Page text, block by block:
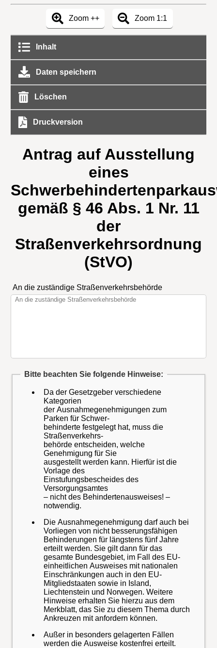
Zoom ++ Zoom 1:1
Inhalt
Daten speichern
Löschen
Druckversion
Antrag auf Ausstellung
eines
gemäß § 46 Abs. 1 Nr. 11
der
Straßenverkehrsordnung
(StVO)
An die zuständige Straßenverkehrsbehörde
Bitte beachten Sie folgende Hinweise:
Da der Gesetzgeber verschiedene
Kategorien
der Ausnahmegenehmigungen zum
Parken für Schwer-
behinderte festgelegt hat, muss die
Straßenverkehrs-
behörde entscheiden, welche
Genehmigung für Sie
ausgestellt werden kann. Hierfür ist die
Vorlage des
Einstufungsbescheides des
Versorgungsamtes
– nicht des Behindertenausweises! –
notwendig.
Die Ausnahmegenehmigung darf auch bei
Vorliegen von nicht besserungsfähigen
Behinderungen für längstens fünf Jahre
erteilt werden. Sie gilt dann für das
gesamte Bundesgebiet, im Fall des EU-
einheitlichen Ausweises mit nationalen
Einschränkungen auch in den EU-
Mitgliedstaaten sowie in Island,
Liechtenstein und Norwegen. Weitere
Hinweise erhalten Sie hierzu aus dem
Merkblatt, das Sie zu diesem Thema durch
Ankreuzen mit anfordern können.
Außer in besonders gelagerten Fällen
werden die Ausweise kostenfrei erteilt.